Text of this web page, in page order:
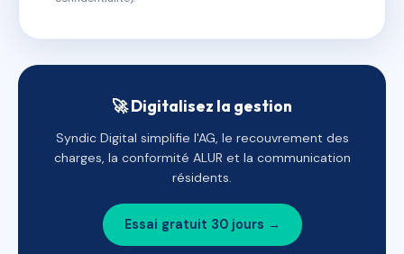
🚀 Digitalisez la gestion
Syndic Digital simplifie l'AG, le recouvrement des
charges, la conformité ALUR et la communication
résidents.
Essai gratuit 30 jours →